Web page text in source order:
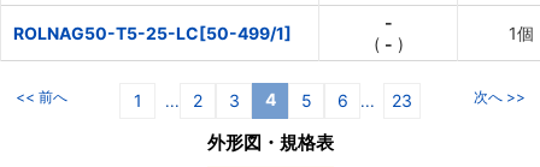
ROLNAG50-T5-25-LC[50-499/1]
-
( - )
1個
<< 前へ 1 ... 2 3 4 5 6 ... 23 次へ >>
外形図・規格表